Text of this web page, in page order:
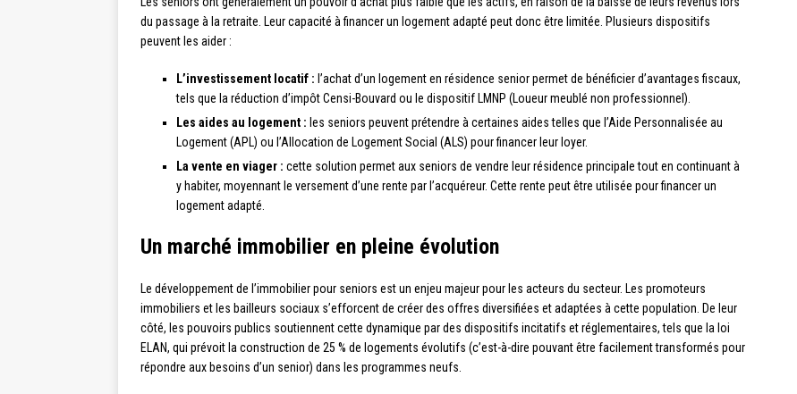
du passage à la retraite. Leur capacité à financer un logement adapté peut donc être limitée. Plusieurs dispositifs
peuvent les aider :
L’investissement locatif : l’achat d’un logement en résidence senior permet de bénéficier d’avantages fiscaux,
tels que la réduction d’impôt Censi-Bouvard ou le dispositif LMNP (Loueur meublé non professionnel).
Les aides au logement : les seniors peuvent prétendre à certaines aides telles que l’Aide Personnalisée au
Logement (APL) ou l’Allocation de Logement Social (ALS) pour financer leur loyer.
La vente en viager : cette solution permet aux seniors de vendre leur résidence principale tout en continuant à
y habiter, moyennant le versement d’une rente par l’acquéreur. Cette rente peut être utilisée pour financer un
logement adapté.
Un marché immobilier en pleine évolution
Le développement de l’immobilier pour seniors est un enjeu majeur pour les acteurs du secteur. Les promoteurs
immobiliers et les bailleurs sociaux s’efforcent de créer des offres diversifiées et adaptées à cette population. De leur
côté, les pouvoirs publics soutiennent cette dynamique par des dispositifs incitatifs et réglementaires, tels que la loi
ELAN, qui prévoit la construction de 25 % de logements évolutifs (c’est-à-dire pouvant être facilement transformés pour
répondre aux besoins d’un senior) dans les programmes neufs.